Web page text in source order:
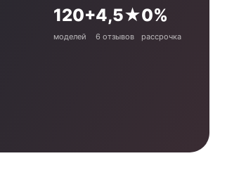
120+
моделей
4,5★
6 отзывов
0%
рассрочка